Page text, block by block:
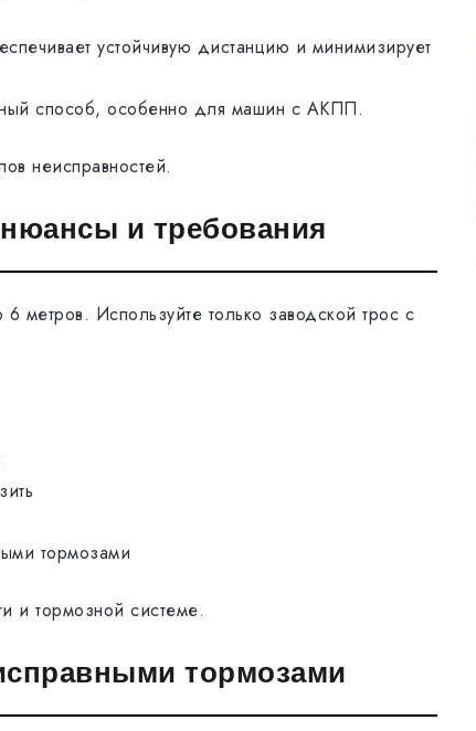
устойчивую дистанцию и минимизирует
способ, особенно для машин с АКПП.
неисправностей.
и требования
метров. Используйте только заводской трос с
тормозами
и тормозной системе.
тормозами